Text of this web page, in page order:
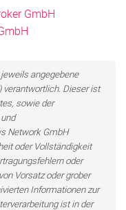
GmbH
angegebene
verantwortlich. Dieser ist
sowie der
Network GmbH
oder Vollständigkeit
oder
Vorsatz oder grober
Informationen zur
ist in der